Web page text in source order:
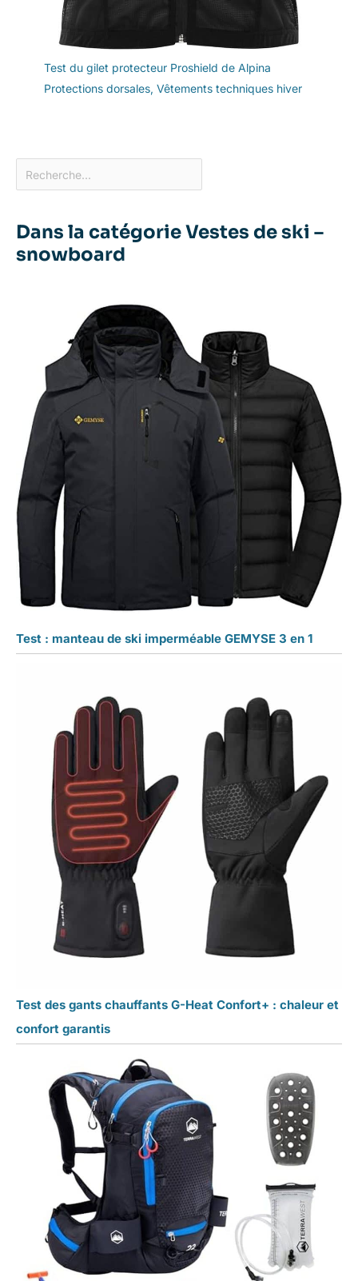
Test du gilet protecteur Proshield de Alpina
Protections dorsales, Vêtements techniques hiver
Dans la catégorie Vestes de ski –
snowboard
Test : manteau de ski imperméable GEMYSE 3 en 1
Test des gants chauffants G-Heat Confort+ : chaleur et
confort garantis